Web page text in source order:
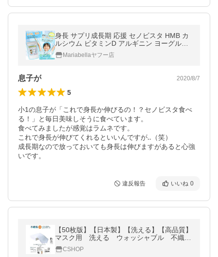
身長 サプリ成長期 応援 セノビスタ HMB カ
ルシウム ビタミンD アルギニン ヨーグルト
味 30日分 マリアベーラ
Mariabellaヤフー店
息子が 2020/8/7
5
小1の息子が「これで身長か伸びるの！？セノビスタ食べ
る！」と毎日美味しそうに食べています。
食べてみましたが感覚はラムネです。
これで身長が伸びてくれるといいんですが‥（笑）
成長期なので放っておいても身長は伸びますがあると心強
いです。
違反報告 いいね 0
【50枚版】【日本製】【洗える】【高品質】
マスク用 洗える ウォッシャブル 不織
布 フィルター シート 10cm×14cm
CSHOP